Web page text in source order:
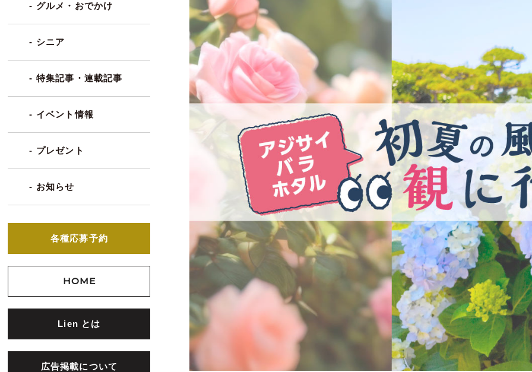
- グルメ・おでかけ
- シニア
- 特集記事・連載記事
- イベント情報
- プレゼント
- お知らせ
各種応募予約
HOME
Lien とは
広告掲載について